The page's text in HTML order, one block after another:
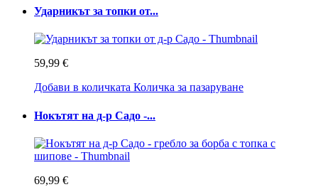
Ударникът за топки от...
59,99 €
Добави в количката Количка за пазаруване
Нокътят на д-р Садо -...
69,99 €